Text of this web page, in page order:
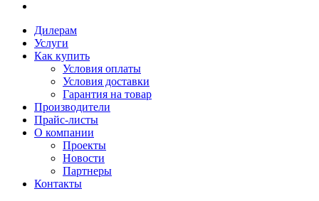
Дилерам
Услуги
Как купить
Условия оплаты
Условия доставки
Гарантия на товар
Производители
Прайс-листы
О компании
Проекты
Новости
Партнеры
Контакты